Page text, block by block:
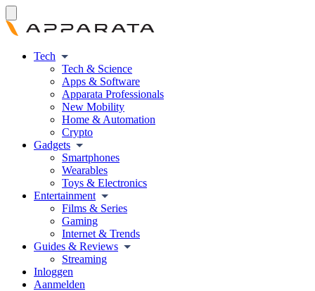
Tech
Tech & Science
Apps & Software
Apparata Professionals
New Mobility
Home & Automation
Crypto
Gadgets
Smartphones
Wearables
Toys & Electronics
Entertainment
Films & Series
Gaming
Internet & Trends
Guides & Reviews
Streaming
Inloggen
Aanmelden